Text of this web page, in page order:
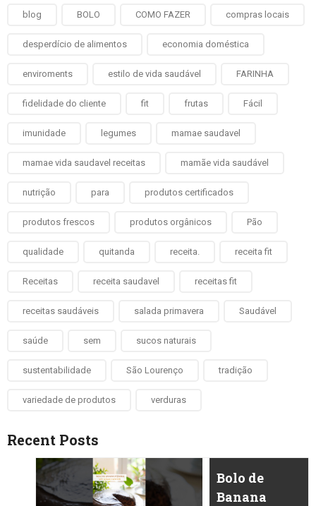
blog BOLO COMO FAZER compras locais
desperdício de alimentos economia doméstica
enviroments estilo de vida saudável FARINHA
fidelidade do cliente fit frutas Fácil
imunidade legumes mamae saudavel
mamae vida saudavel receitas mamãe vida saudável
nutrição para produtos certificados
produtos frescos produtos orgânicos Pão
qualidade quitanda receita. receita fit
Receitas receita saudavel receitas fit
receitas saudáveis salada primavera Saudável
saúde sem sucos naturais
sustentabilidade São Lourenço tradição
variedade de produtos verduras
Recent Posts
Bolo de
Banana